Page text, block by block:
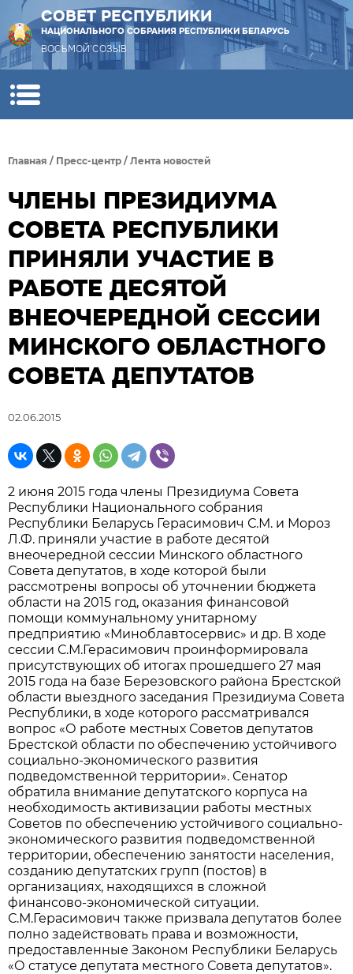
СОВЕТ РЕСПУБЛИКИ
НАЦИОНАЛЬНОГО СОБРАНИЯ РЕСПУБЛИКИ БЕЛАРУСЬ
ВОСЬМОЙ СОЗЫВ
Главная / Пресс-центр / Лента новостей
ЧЛЕНЫ ПРЕЗИДИУМА
СОВЕТА РЕСПУБЛИКИ
ПРИНЯЛИ УЧАСТИЕ В
РАБОТЕ ДЕСЯТОЙ
ВНЕОЧЕРЕДНОЙ СЕССИИ
МИНСКОГО ОБЛАСТНОГО
СОВЕТА ДЕПУТАТОВ
02.06.2015
2 июня 2015 года члены Президиума Совета
Республики Национального собрания
Республики Беларусь Герасимович С.М. и Мороз
Л.Ф. приняли участие в работе десятой
внеочередной сессии Минского областного
Совета депутатов, в ходе которой были
рассмотрены вопросы об уточнении бюджета
области на 2015 год, оказания финансовой
помощи коммунальному унитарному
предприятию «Миноблавтосервис» и др. В ходе
сессии С.М.Герасимович проинформировала
присутствующих об итогах прошедшего 27 мая
2015 года на базе Березовского района Брестской
области выездного заседания Президиума Совета
Республики, в ходе которого рассматривался
вопрос «О работе местных Советов депутатов
Брестской области по обеспечению устойчивого
социально-экономического развития
подведомственной территории». Сенатор
обратила внимание депутатского корпуса на
необходимость активизации работы местных
Советов по обеспечению устойчивого социально-
экономического развития подведомственной
территории, обеспечению занятости населения,
созданию депутатских групп (постов) в
организациях, находящихся в сложной
финансово-экономической ситуации.
С.М.Герасимович также призвала депутатов более
полно задействовать права и возможности,
предоставленные Законом Республики Беларусь
«О статусе депутата местного Совета депутатов».